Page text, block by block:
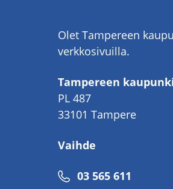
Olet Tampereen
verkkosivuilla.
Tampereen
PL 487
33101 Tampere
Vaihde
Puhelinnumero
03 565 611